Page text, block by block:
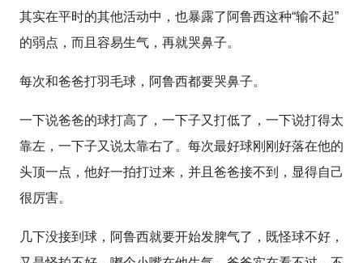
其实在平时的其他活动中，也暴露了阿鲁西这种“输不起”
的弱点，而且容易生气，再就哭鼻子。
每次和爸爸打羽毛球，阿鲁西都要哭鼻子。
一下说爸爸的球打高了，一下子又打低了，一下说打得太
靠左，一下子又说太靠右了。每次最好球刚刚好落在他的
头顶一点，他好一拍打过来，并且爸爸接不到，显得自己
很厉害。
几下没接到球，阿鲁西就要开始发脾气了，既怪球不好，